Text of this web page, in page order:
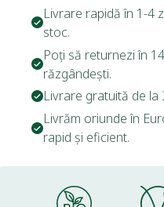
Livrare rapidă în 1-4
stoc.
Poți să returnezi în
răzgândești.
Livrare gratuită de la
Livrăm oriunde în
rapid și eficient.